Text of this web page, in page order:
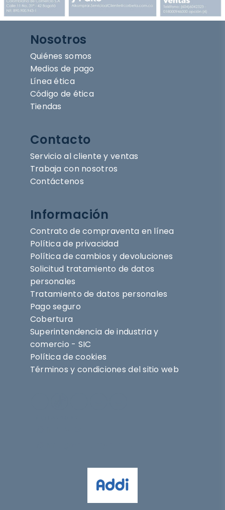
Nosotros
Quiénes somos
Medios de pago
Línea ética
Código de ética
Tiendas
Contacto
Servicio al cliente y ventas
Trabaja con nosotros
Contáctenos
Información
Contrato de compraventa en línea
Política de privacidad
Política de cambios y devoluciones
Solicitud tratamiento de datos
personales
Tratamiento de datos personales
Pago seguro
Cobertura
Superintendencia de industria y
comercio - SIC
Política de cookies
Términos y condiciones del sitio web